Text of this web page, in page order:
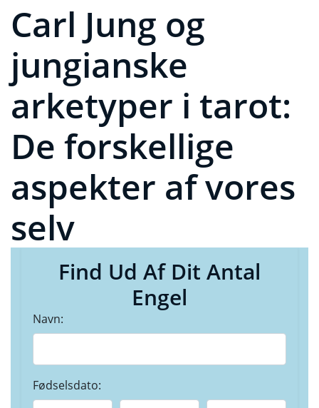
Carl Jung og
jungianske
arketyper i tarot:
De forskellige
aspekter af vores
selv
Find Ud Af Dit Antal
Engel
Navn:
Fødselsdato: